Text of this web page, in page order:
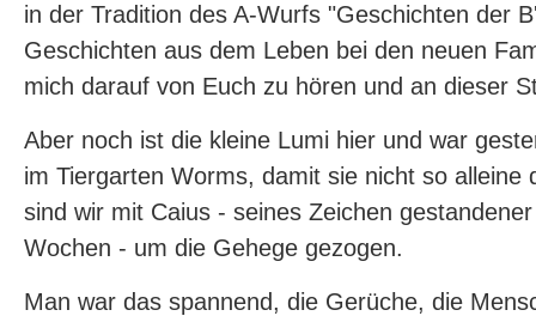
in der Tradition des A-Wurfs "Geschichten der
Geschichten aus dem Leben bei den neuen
mich darauf von Euch zu hören und an dieser
Aber noch ist die kleine Lumi hier und war
im Tiergarten Worms, damit sie nicht so alleine
sind wir mit Caius - seines Zeichen
Wochen - um die Gehege gezogen.
Man war das spannend, die Gerüche, die